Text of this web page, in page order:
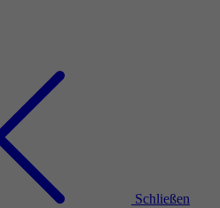
Schließen